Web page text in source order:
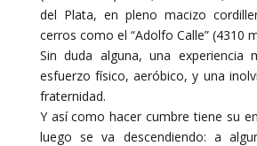
del Plata, en pleno macizo
cerros como el “Adolfo Calle” (4310
Sin duda alguna, una experiencia
esfuerzo físico, aeróbico, y una
fraternidad.
Y así como hacer cumbre tiene su
luego se va descendiendo: a